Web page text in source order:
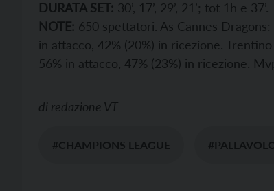
DURATA SET: 30’, 17’, 29’, 21’; tot 1h e 37’.
NOTE: 650 spettatori. As Cannes
in attacco, 42% (20%) in ricezione.
56% in attacco, 47% (23%) in ricezione.
di redazione VT
#CHAMPIONS LEAGUE